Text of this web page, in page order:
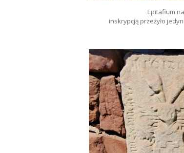
Epitafium
inskrypcją przeżyło